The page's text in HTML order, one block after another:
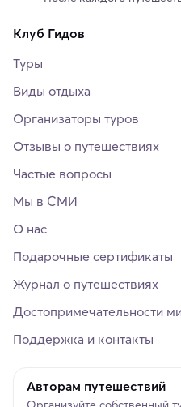
Клуб Гидов
Туры
Виды отдыха
Организаторы туров
Отзывы о путешествиях
Частые вопросы
Мы в СМИ
О нас
Подарочные сертификаты
Журнал о путешествиях
Достопримечательности
Поддержка и контакты
Авторам путешествий